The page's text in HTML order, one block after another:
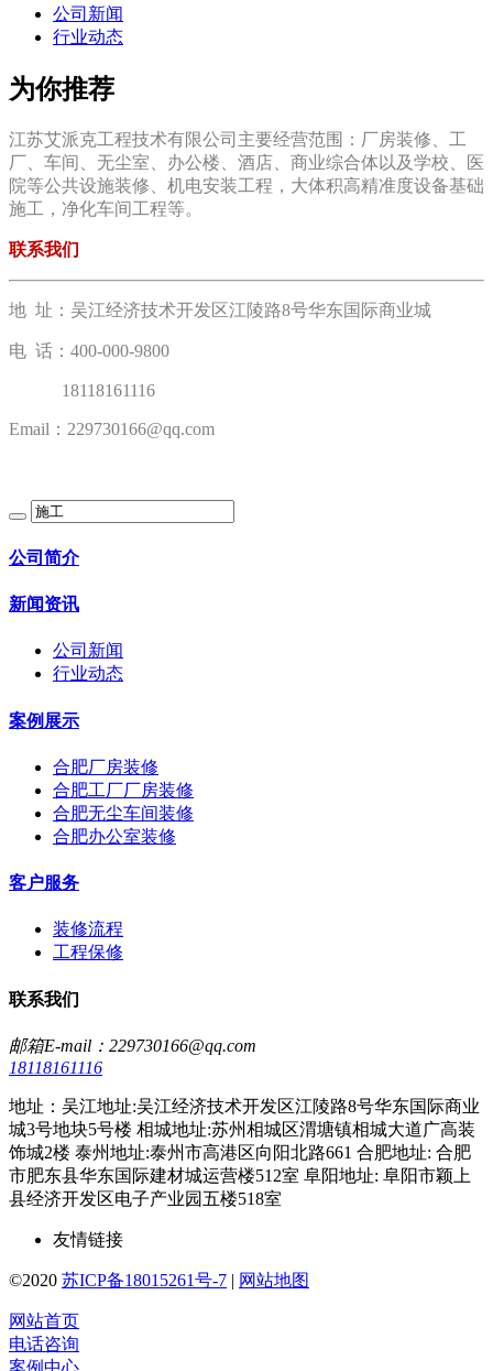
公司新闻
行业动态
为你推荐
江苏艾派克工程技术有限公司主要经营范围：厂房装修、工
厂、车间、无尘室、办公楼、酒店、商业综合体以及学校、医
院等公共设施装修、机电安装工程，大体积高精准度设备基础
施工，净化车间工程等。
联系我们
地 址：吴江经济技术开发区江陵路8号华东国际商业城
电 话：400-000-9800
18118161116
Email：229730166@qq.com
公司简介
新闻资讯
公司新闻
行业动态
案例展示
合肥厂房装修
合肥工厂厂房装修
合肥无尘车间装修
合肥办公室装修
客户服务
装修流程
工程保修
联系我们
邮箱E-mail：229730166@qq.com
18118161116
地址：吴江地址:吴江经济技术开发区江陵路8号华东国际商业
城3号地块5号楼 相城地址:苏州相城区渭塘镇相城大道广高装
饰城2楼 泰州地址:泰州市高港区向阳北路661 合肥地址: 合肥
市肥东县华东国际建材城运营楼512室 阜阳地址: 阜阳市颖上
县经济开发区电子产业园五楼518室
友情链接
©2020 苏ICP备18015261号-7 | 网站地图
网站首页
电话咨询
案例中心